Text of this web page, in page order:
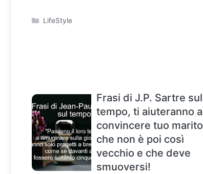
Categorie
LifeStyle
Frasi di J.P. Sartre sul
tempo, ti aiuteranno a
convincere tuo marito
che non è poi così
vecchio e che deve
smuoversi!